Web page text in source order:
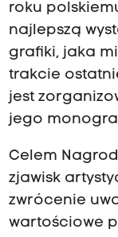
roku
najlepszą
grafiki, jaka
trakcie
jest
jego
Celem
zjawisk
zwrócenie
wartościowe